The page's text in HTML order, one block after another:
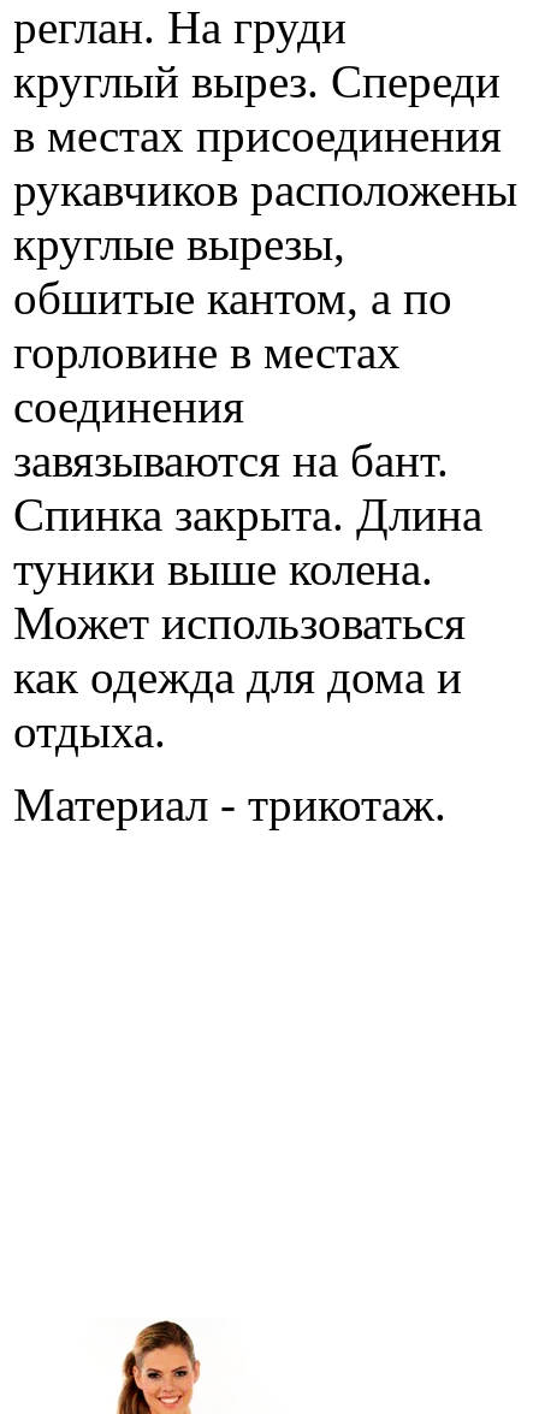
реглан. На груди
круглый вырез. Спереди
в местах присоединения
рукавчиков расположены
круглые вырезы,
обшитые кантом, а по
горловине в местах
соединения
завязываются на бант.
Спинка закрыта. Длина
туники выше колена.
Может использоваться
как одежда для дома и
отдыха.
Материал - трикотаж.